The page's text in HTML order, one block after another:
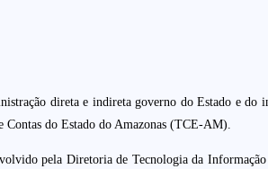
direta e indireta governo do Estado e do
do Estado do Amazonas (TCE-AM).
pela Diretoria de Tecnologia da